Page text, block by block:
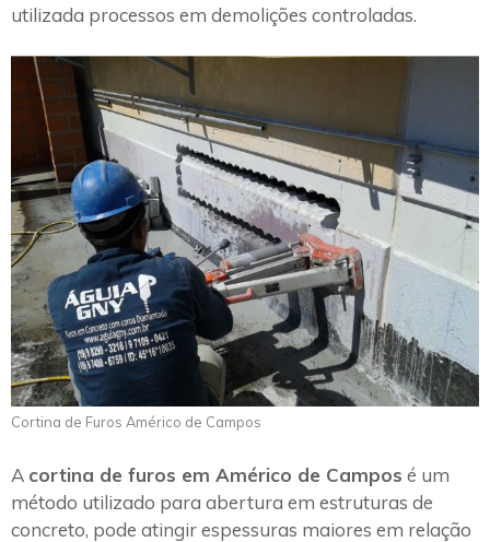
utilizada processos em demolições controladas.
Cortina de Furos Américo de Campos
A cortina de furos em Américo de Campos é um
método utilizado para abertura em estruturas de
concreto, pode atingir espessuras maiores em relação